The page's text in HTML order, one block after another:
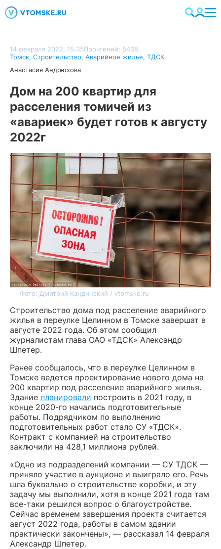
14 февраля 2022, 15:35Прочтений: 5438
Томск, Строительство, Аварийное жилье, ТДСК
Анастасия Андрюхова
Дом на 200 квартир для
расселения томичей из
«авариек» будет готов к августу
2022г
Фото: Дмитрий Кандинский / vtomske.ru
Строительство дома под расселение аварийного
жилья в переулке Целинном в Томске завершат в
августе 2022 года. Об этом сообщил
журналистам глава ОАО «ТДСК» Александр
Шпетер.
Ранее сообщалось, что в переулке Целинном в
Томске ведется проектирование нового дома на
200 квартир под расселение аварийного жилья.
Здание планировали построить в 2021 году, в
конце 2020-го начались подготовительные
работы. Подрядчиком по выполнению
подготовительных работ стало СУ «ТДСК».
Контракт с компанией на строительство
заключили на 428,1 миллиона рублей.
«Одно из подразделений компании — СУ ТДСК —
приняло участие в аукционе и выиграло его. Речь
шла буквально о строительстве коробки, и эту
задачу мы выполнили, хотя в конце 2021 года там
все-таки решился вопрос о благоустройстве.
Сейчас временем завершения проекта считается
август 2022 года, работы в самом здании
практически закончены», — рассказал 14 февраля
Александр Шпетер.